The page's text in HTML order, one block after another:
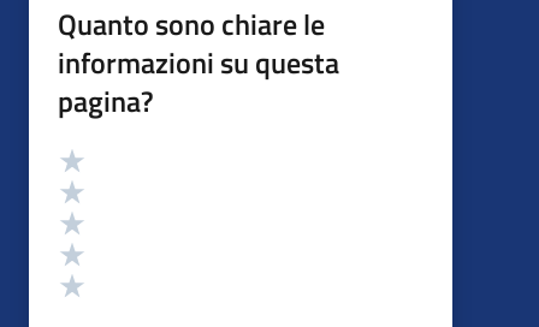
Quanto sono chiare le
informazioni su questa
pagina?
Valutazione